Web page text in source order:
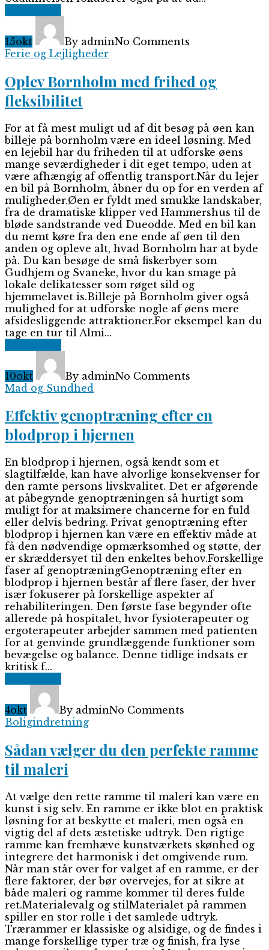
15okt By adminNo Comments
Ferie og Lejligheder
Oplev Bornholm med frihed og
fleksibilitet
For at få mest muligt ud af dit besøg på øen kan
billeje på bornholm være en ideel løsning. Med
en lejebil har du friheden til at udforske øens
mange seværdigheder i dit eget tempo, uden at
være afhængig af offentlig transport.Når du lejer
en bil på Bornholm, åbner du op for en verden af
muligheder.Øen er fyldt med smukke landskaber,
fra de dramatiske klipper ved Hammershus til de
bløde sandstrande ved Dueodde. Med en bil kan
du nemt køre fra den ene ende af øen til den
anden og opleve alt, hvad Bornholm har at byde
på. Du kan besøge de små fiskerbyer som
Gudhjem og Svaneke, hvor du kan smage på
lokale delikatesser som røget sild og
hjemmelavet is.Billeje på Bornholm giver også
mulighed for at udforske nogle af øens mere
afsidesliggende attraktioner.For eksempel kan du
tage en tur til Almi...
10okt By adminNo Comments
Mad og Sundhed
Effektiv genoptræning efter en
blodprop i hjernen
En blodprop i hjernen, også kendt som et
slagtilfælde, kan have alvorlige konsekvenser for
den ramte persons livskvalitet. Det er afgørende
at påbegynde genoptræningen så hurtigt som
muligt for at maksimere chancerne for en fuld
eller delvis bedring. Privat genoptræning efter
blodprop i hjernen kan være en effektiv måde at
få den nødvendige opmærksomhed og støtte, der
er skræddersyet til den enkeltes behov.Forskellige
faser af genoptræningGenoptræning efter en
blodprop i hjernen består af flere faser, der hver
især fokuserer på forskellige aspekter af
rehabiliteringen. Den første fase begynder ofte
allerede på hospitalet, hvor fysioterapeuter og
ergoterapeuter arbejder sammen med patienten
for at genvinde grundlæggende funktioner som
bevægelse og balance. Denne tidlige indsats er
kritisk f...
4okt By adminNo Comments
Boligindretning
Sådan vælger du den perfekte ramme
til maleri
At vælge den rette ramme til maleri kan være en
kunst i sig selv. En ramme er ikke blot en praktisk
løsning for at beskytte et maleri, men også en
vigtig del af dets æstetiske udtryk. Den rigtige
ramme kan fremhæve kunstværkets skønhed og
integrere det harmonisk i det omgivende rum.
Når man står over for valget af en ramme, er der
flere faktorer, der bør overvejes, for at sikre at
både maleri og ramme kommer til deres fulde
ret.Materialevalg og stilMaterialet på rammen
spiller en stor rolle i det samlede udtryk.
Trærammer er klassiske og alsidige, og de findes i
mange forskellige typer træ og finish, fra lyse